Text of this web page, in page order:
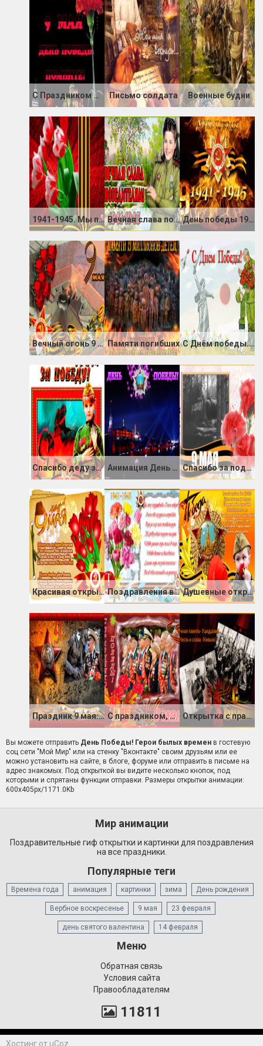
С Праздником Победы 9 мая Письмо солдата Военные будни
1941-1945. Мы помним! Вечная слава победителям День победы 1945
Вечный огонь 9 мая Памяти погибших С Днём победы. Солдат и мальчик
Спасибо деду за Победу Анимация День Великой Победы Спасибо за подвиг
Красивая открытка на 9 мая день Победы и стихи Поздравления в стихах с днем Победы 9 мая Душевные открытки с Днем Победы 9 мая в стихах
Праздник 9 мая: Никто не забыт, ничто не забыто С праздником, дорогие ветераны Открытка с праздником Победы
Вы можете отправить День Победы! Герои былых времен в гостевую
соц сети "Мой Мир" или на стенку "Вконтакте" своим друзьям или ее
можно установить на сайте, в блоге, форуме или отправить в письме на
адрес знакомых. Под открыткой вы видите несколько кнопок, под
которыми и спрятаны функции отправки. Размеры открытки анимации:
600x405px/1171.0Kb
Мир анимации
Поздравительные гиф открытки и картинки для поздравления
на все праздники.
Популярные теги
Времена года анимация картинки зима День рождения
Вербное воскресенье 9 мая 23 февраля
день святого валентина 14 февраля
Меню
Обратная связь
Условия сайта
Правообладателям
11811
Хостинг от uCoz